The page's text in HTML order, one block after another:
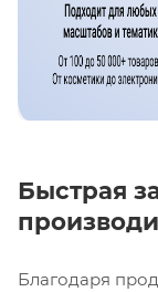
Быстрая
Благодаря